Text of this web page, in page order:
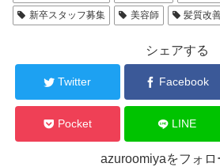
新卒スタッフ募集
美容師 髪質改
シェアする
Twitter Facebook
Pocket LINE
azuroomiyaをフォロ